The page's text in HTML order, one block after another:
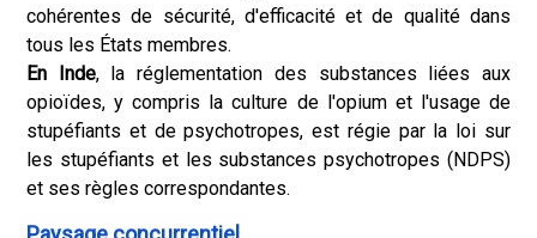
cohérentes de sécurité, d'efficacité et de qualité dans
tous les États membres.
En Inde, la réglementation des substances liées aux
opioïdes, y compris la culture de l'opium et l'usage de
stupéfiants et de psychotropes, est régie par la loi sur
les stupéfiants et les substances psychotropes (NDPS)
et ses règles correspondantes.